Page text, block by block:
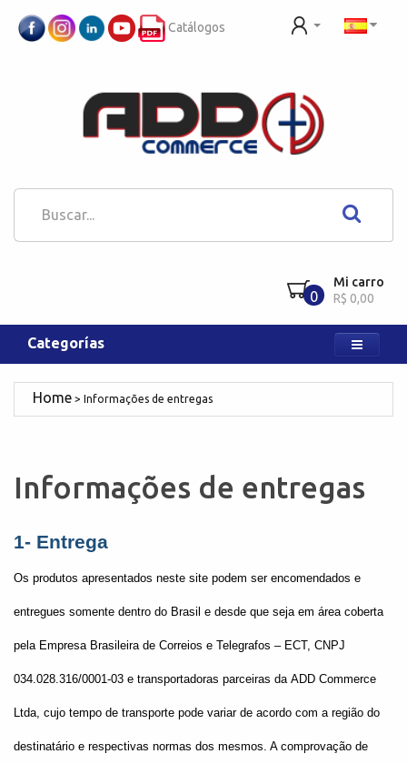
Catálogos
0
Mi carro
R$ 0,00
Categorías
Informações de entregas
Informações de entregas
1- Entrega
Os produtos apresentados neste site podem ser encomendados e
entregues somente dentro do Brasil e desde que seja em área coberta
pela Empresa Brasileira de Correios e Telegrafos – ECT, CNPJ
034.028.316/0001-03 e transportadoras parceiras da ADD Commerce
Ltda, cujo tempo de transporte pode variar de acordo com a região do
destinatário e respectivas normas dos mesmos. A comprovação de